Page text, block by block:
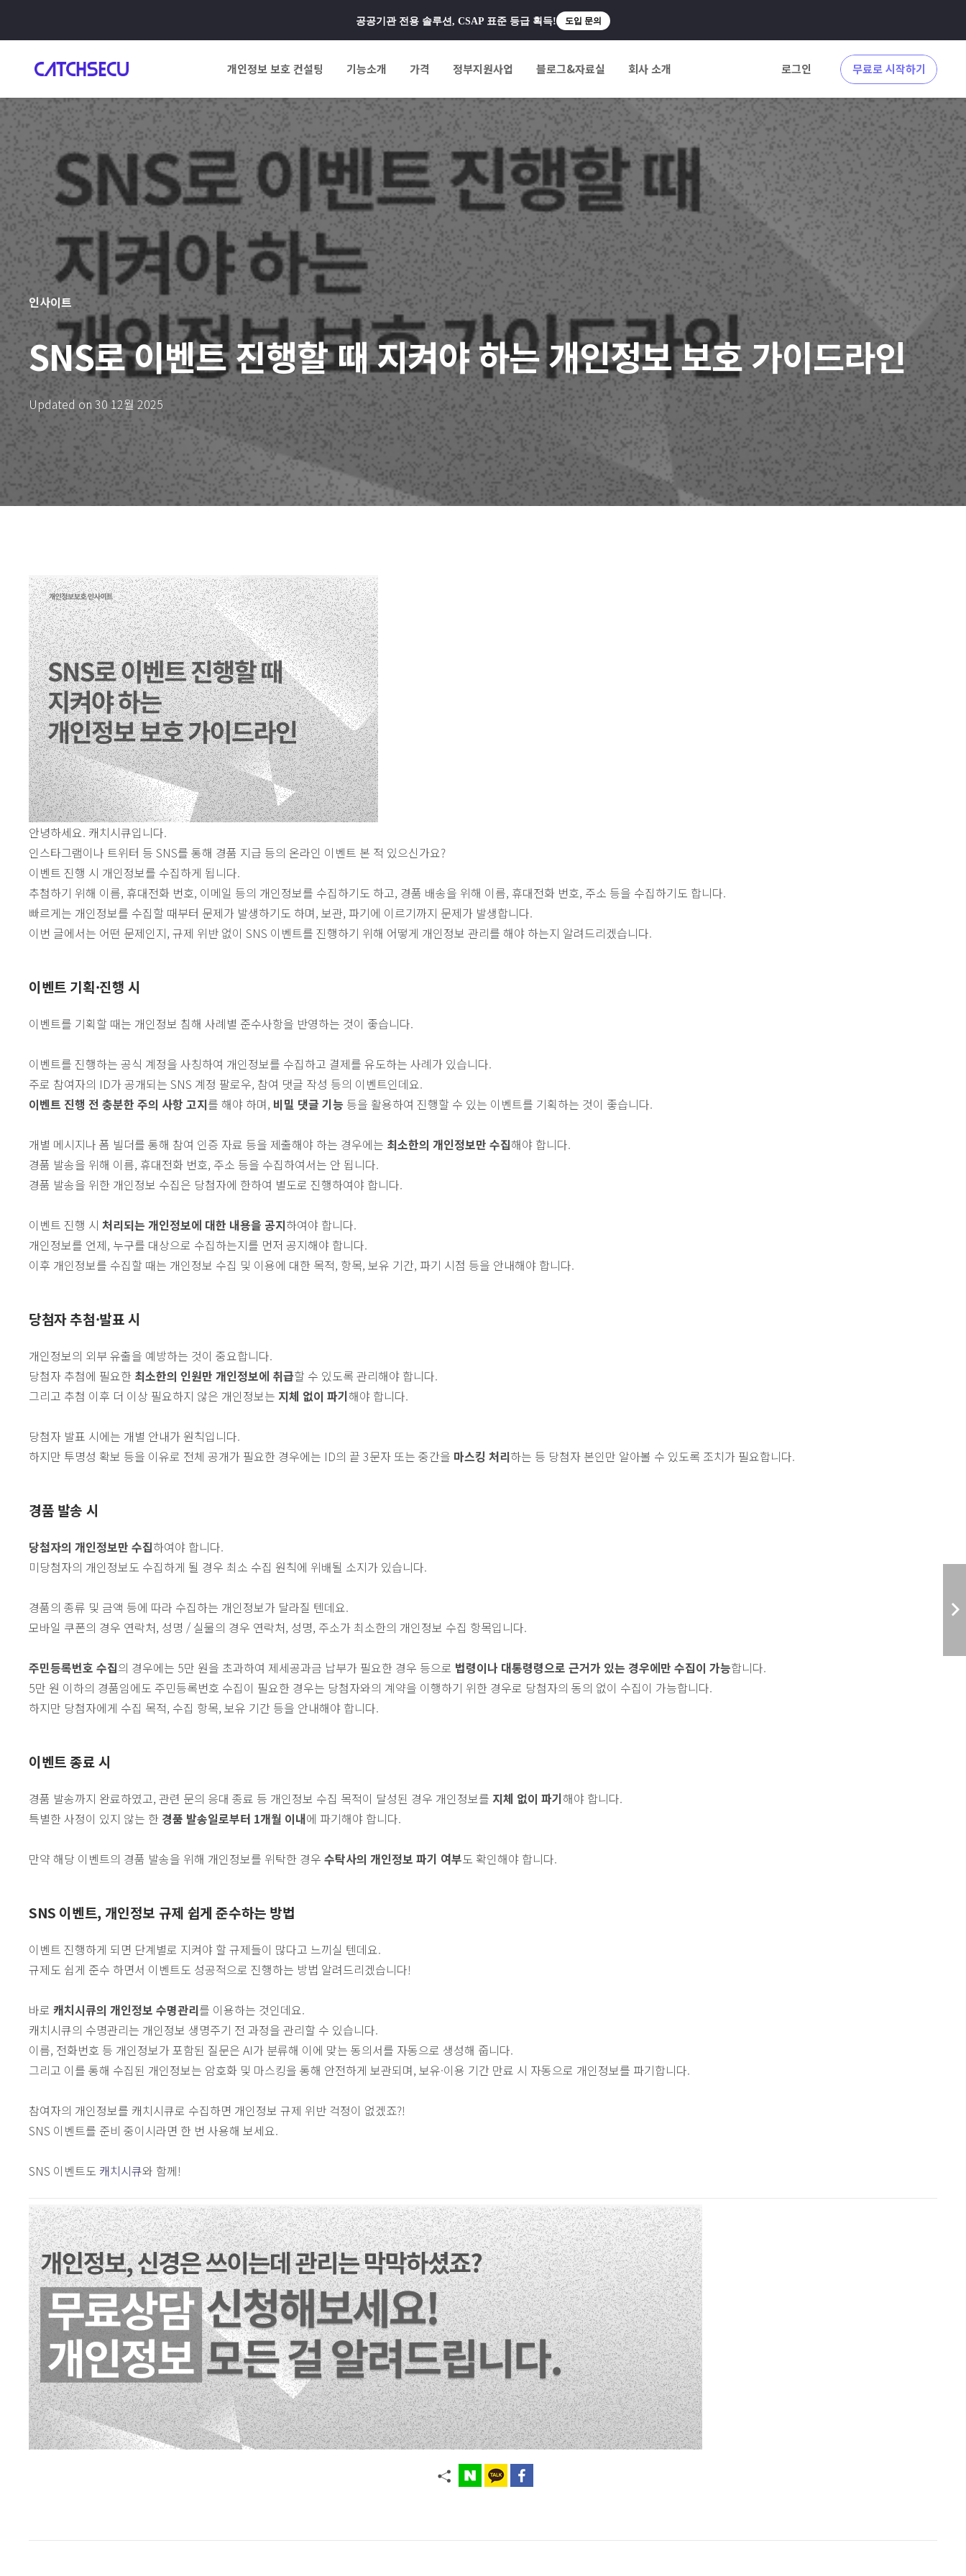
공공기관 전용 솔루션, CSAP 표준 등급 획득! 도입 문의
개인정보 보호 컨설팅 기능소개 가격 정부지원사업 블로그&자료실 회사 소개 로그인 무료로 시작하기
인사이트
SNS로 이벤트 진행할 때 지켜야 하는 개인정보 보호 가이드라인
Updated on 30 12월 2025
안녕하세요. 캐치시큐입니다.
인스타그램이나 트위터 등 SNS를 통해 경품 지급 등의 온라인 이벤트 본 적 있으신가요?
이벤트 진행 시 개인정보를 수집하게 됩니다.
추첨하기 위해 이름, 휴대전화 번호, 이메일 등의 개인정보를 수집하기도 하고, 경품 배송을 위해 이름, 휴대전화 번호, 주소 등을 수집하기도 합니다.
빠르게는 개인정보를 수집할 때부터 문제가 발생하기도 하며, 보관, 파기에 이르기까지 문제가 발생합니다.
이번 글에서는 어떤 문제인지, 규제 위반 없이 SNS 이벤트를 진행하기 위해 어떻게 개인정보 관리를 해야 하는지 알려드리겠습니다.
이벤트 기획·진행 시
이벤트를 기획할 때는 개인정보 침해 사례별 준수사항을 반영하는 것이 좋습니다.
이벤트를 진행하는 공식 계정을 사칭하여 개인정보를 수집하고 결제를 유도하는 사례가 있습니다.
주로 참여자의 ID가 공개되는 SNS 계정 팔로우, 참여 댓글 작성 등의 이벤트인데요.
이벤트 진행 전 충분한 주의 사항 고지를 해야 하며, 비밀 댓글 기능 등을 활용하여 진행할 수 있는 이벤트를 기획하는 것이 좋습니다.
개별 메시지나 폼 빌더를 통해 참여 인증 자료 등을 제출해야 하는 경우에는 최소한의 개인정보만 수집해야 합니다.
경품 발송을 위해 이름, 휴대전화 번호, 주소 등을 수집하여서는 안 됩니다.
경품 발송을 위한 개인정보 수집은 당첨자에 한하여 별도로 진행하여야 합니다.
이벤트 진행 시 처리되는 개인정보에 대한 내용을 공지하여야 합니다.
개인정보를 언제, 누구를 대상으로 수집하는지를 먼저 공지해야 합니다.
이후 개인정보를 수집할 때는 개인정보 수집 및 이용에 대한 목적, 항목, 보유 기간, 파기 시점 등을 안내해야 합니다.
당첨자 추첨·발표 시
개인정보의 외부 유출을 예방하는 것이 중요합니다.
당첨자 추첨에 필요한 최소한의 인원만 개인정보에 취급할 수 있도록 관리해야 합니다.
그리고 추첨 이후 더 이상 필요하지 않은 개인정보는 지체 없이 파기해야 합니다.
당첨자 발표 시에는 개별 안내가 원칙입니다.
하지만 투명성 확보 등을 이유로 전체 공개가 필요한 경우에는 ID의 끝 3문자 또는 중간을 마스킹 처리하는 등 당첨자 본인만 알아볼 수 있도록 조치가 필요합니다.
경품 발송 시
당첨자의 개인정보만 수집하여야 합니다.
미당첨자의 개인정보도 수집하게 될 경우 최소 수집 원칙에 위배될 소지가 있습니다.
경품의 종류 및 금액 등에 따라 수집하는 개인정보가 달라질 텐데요.
모바일 쿠폰의 경우 연락처, 성명 / 실물의 경우 연락처, 성명, 주소가 최소한의 개인정보 수집 항목입니다.
주민등록번호 수집의 경우에는 5만 원을 초과하여 제세공과금 납부가 필요한 경우 등으로 법령이나 대통령령으로 근거가 있는 경우에만 수집이 가능합니다.
5만 원 이하의 경품임에도 주민등록번호 수집이 필요한 경우는 당첨자와의 계약을 이행하기 위한 경우로 당첨자의 동의 없이 수집이 가능합니다.
하지만 당첨자에게 수집 목적, 수집 항목, 보유 기간 등을 안내해야 합니다.
이벤트 종료 시
경품 발송까지 완료하였고, 관련 문의 응대 종료 등 개인정보 수집 목적이 달성된 경우 개인정보를 지체 없이 파기해야 합니다.
특별한 사정이 있지 않는 한 경품 발송일로부터 1개월 이내에 파기해야 합니다.
만약 해당 이벤트의 경품 발송을 위해 개인정보를 위탁한 경우 수탁사의 개인정보 파기 여부도 확인해야 합니다.
SNS 이벤트, 개인정보 규제 쉽게 준수하는 방법
이벤트 진행하게 되면 단계별로 지켜야 할 규제들이 많다고 느끼실 텐데요.
규제도 쉽게 준수 하면서 이벤트도 성공적으로 진행하는 방법 알려드리겠습니다!
바로 캐치시큐의 개인정보 수명관리를 이용하는 것인데요.
캐치시큐의 수명관리는 개인정보 생명주기 전 과정을 관리할 수 있습니다.
이름, 전화번호 등 개인정보가 포함된 질문은 AI가 분류해 이에 맞는 동의서를 자동으로 생성해 줍니다.
그리고 이를 통해 수집된 개인정보는 암호화 및 마스킹을 통해 안전하게 보관되며, 보유·이용 기간 만료 시 자동으로 개인정보를 파기합니다.
참여자의 개인정보를 캐치시큐로 수집하면 개인정보 규제 위반 걱정이 없겠죠?!
SNS 이벤트를 준비 중이시라면 한 번 사용해 보세요.
SNS 이벤트도 캐치시큐와 함께!